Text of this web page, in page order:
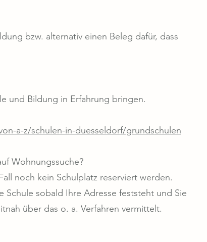
bzw. alternativ einen Beleg dafür, dass
und Bildung in Erfahrung bringen.
a-z/schulen-in-duesseldorf/grundschulen
Wohnungssuche?
noch kein Schulplatz reserviert werden.
sobald Ihre Adresse feststeht und Sie
über das o. a. Verfahren vermittelt.